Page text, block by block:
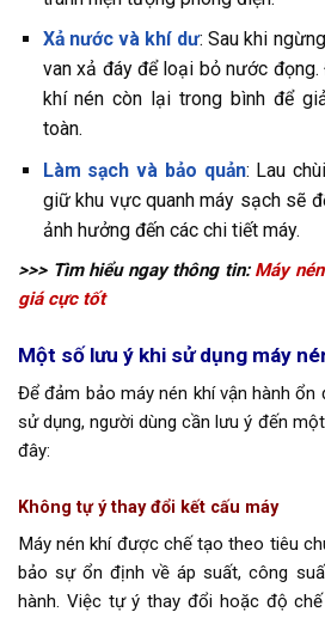
Xả nước và khí dư: Sau khi
van xả đáy để loại bỏ nước
khí nén còn lại trong bình để
toàn.
Làm sạch và bảo quản: Lau
giữ khu vực quanh máy sạch sẽ
ảnh hưởng đến các chi tiết máy.
>>> Tìm hiểu ngay thông tin: Máy
giá cực tốt
Một số lưu ý khi sử dụng máy
Để đảm bảo máy nén khí vận hành
sử dụng, người dùng cần lưu ý đến
đây:
Không tự ý thay đổi kết cấu máy
Máy nén khí được chế tạo theo tiêu
bảo sự ổn định về áp suất, công
hành. Việc tự ý thay đổi hoặc độ